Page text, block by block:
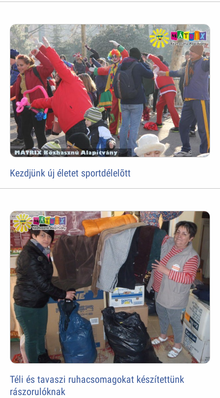
Kezdjünk új életet sportdélelõtt
Téli és tavaszi ruhacsomagokat készítettünk
rászorulóknak